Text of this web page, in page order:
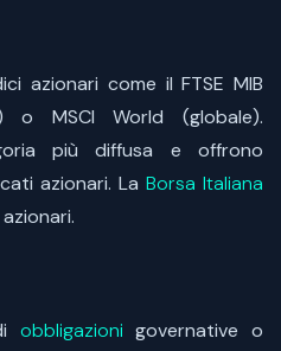
azionari come il FTSE MIB
o MSCI World (globale).
più diffusa e offrono
azionari. La Borsa Italiana
obbligazioni governative o